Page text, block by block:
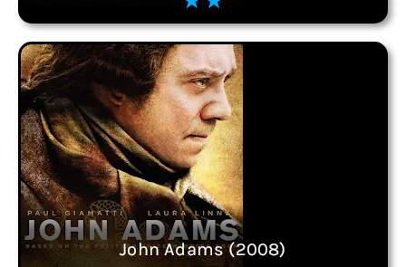
John Adams (2008)